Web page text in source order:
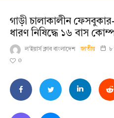
গাড়ী চালাকালীন
ধারণ নিষিদ্ধে ১৬ বাস
ল'ইয়ার্স ক্লাব বাংলাদেশ জাতীয় ৮
0